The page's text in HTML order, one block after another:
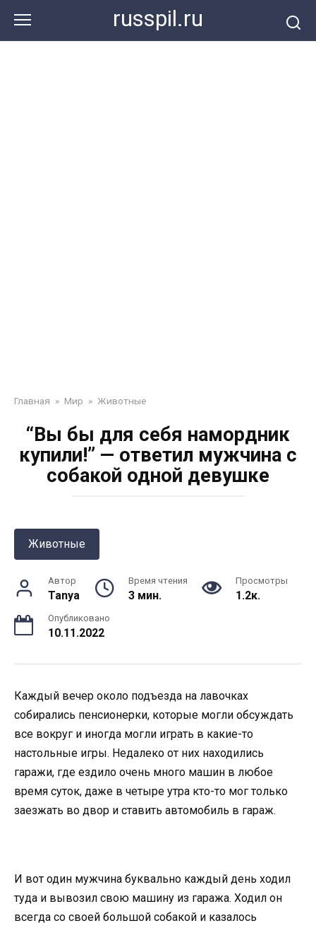
контенту
russpil.ru
Главная » Мир » Животные
“Вы бы для себя намордник
купили!” — ответил мужчина с
собакой одной девушке
Животные
Автор
Tanya
Время чтения
3 мин.
Просмотры
1.2к.
Опубликовано
10.11.2022
Каждый вечер около подъезда на лавочках
собирались пенсионерки, которые могли обсуждать
все вокруг и иногда могли играть в какие-то
настольные игры. Недалеко от них находились
гаражи, где ездило очень много машин в любое
время суток, даже в четыре утра кто-то мог только
заезжать во двор и ставить автомобиль в гараж.
И вот один мужчина буквально каждый день ходил
туда и вывозил свою машину из гаража. Ходил он
всегда со своей большой собакой и казалось